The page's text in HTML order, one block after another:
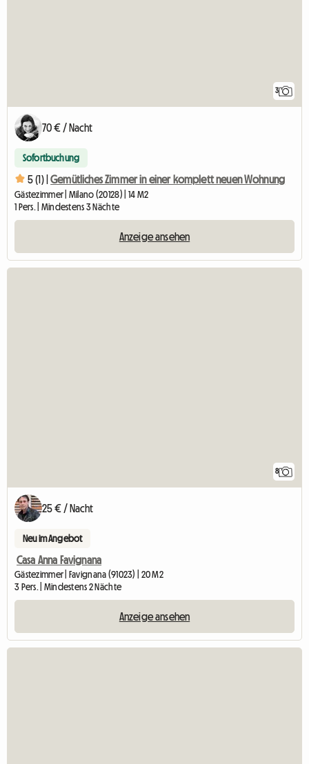
3
70 € / Nacht
Sofortbuchung
5 (1) | Gemütliches Zimmer in einer komplett neuen Wohnung
Gästezimmer | Milano (20128) | 14 M2
1 Pers. | Mindestens 3 Nächte
Anzeige ansehen
8
25 € / Nacht
Neu im Angebot
Casa Anna Favignana
Gästezimmer | Favignana (91023) | 20 M2
3 Pers. | Mindestens 2 Nächte
Anzeige ansehen